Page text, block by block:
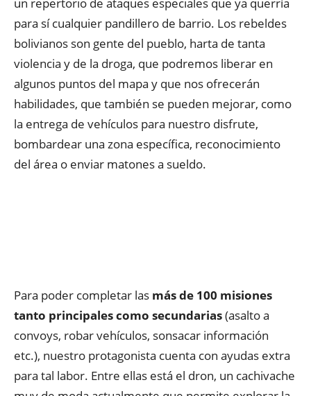
para sí cualquier pandillero de barrio. Los rebeldes
bolivianos son gente del pueblo, harta de tanta
violencia y de la droga, que podremos liberar en
algunos puntos del mapa y que nos ofrecerán
habilidades, que también se pueden mejorar, como
la entrega de vehículos para nuestro disfrute,
bombardear una zona específica, reconocimiento
del área o enviar matones a sueldo.
Para poder completar las más de 100 misiones
tanto principales como secundarias(asalto a
convoys, robar vehículos, sonsacar información
etc.), nuestro protagonista cuenta con ayudas extra
para tal labor. Entre ellas está el dron, un cachivache